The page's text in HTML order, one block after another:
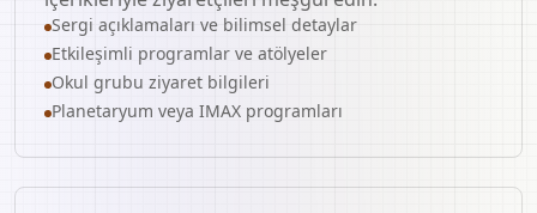
Sergi açıklamaları ve bilimsel detaylar
Etkileşimli programlar ve atölyeler
Okul grubu ziyaret bilgileri
Planetaryum veya IMAX programları